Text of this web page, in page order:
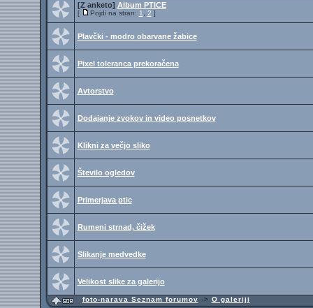
[Z anketo] Album PTICE
[ Pojdi na stran: 1 2 ]
Plavčki - modro obarvane žabice
Pixel toleranca prekoračena
Avtorstvo
Dodajanje zvokov in video posnetkov
Klikni za večjo sliko
Število ogledov
Primerjava ptic
Rumeni strnad, čižek
Slikanje medvedke
Velikost slike za galerijo
foto-narava Seznam forumov -> O galeriji